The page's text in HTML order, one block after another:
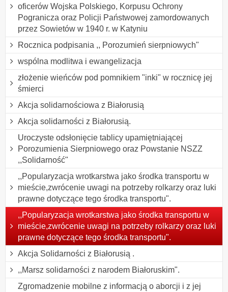
oficerów Wojska Polskiego, Korpusu Ochrony
Pogranicza oraz Policji Państwowej zamordowanych
przez Sowietów w 1940 r. w Katyniu
Rocznica podpisania ,, Porozumień sierpniowych"
wspólna modlitwa i ewangelizacja
złożenie wieńców pod pomnikiem "inki" w rocznicę jej
śmierci
Akcja solidarnościowa z Białorusią
Akcja solidarności z Białorusią.
Uroczyste odsłonięcie tablicy upamiętniającej
Porozumienia Sierpniowego oraz Powstanie NSZZ
,,Solidarność"
,,Popularyzacja wrotkarstwa jako środka transportu w
mieście,zwrócenie uwagi na potrzeby rolkarzy oraz luki
prawne dotyczące tego środka transportu".
,,Popularyzacja wrotkarstwa jako środka transportu w
mieście,zwrócenie uwagi na potrzeby rolkarzy oraz luki
prawne dotyczące tego środka transportu".
Akcja Solidarności z Białorusią .
,,Marsz solidarności z narodem Białoruskim".
Zgromadzenie mobilne z informacją o aborcji i z jej